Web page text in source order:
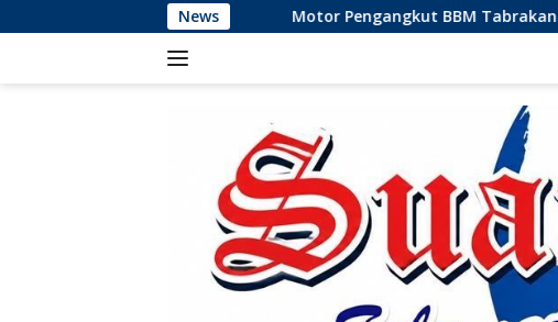
ke
News
Motor Pengangkut BBM Tabrakan dan Meledak,